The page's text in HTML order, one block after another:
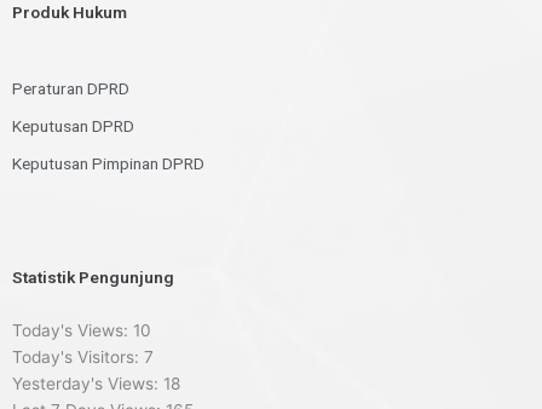
Produk Hukum
Peraturan DPRD
Keputusan DPRD
Keputusan Pimpinan DPRD
Statistik Pengunjung
Today's Views: 10
Today's Visitors: 7
Yesterday's Views: 18